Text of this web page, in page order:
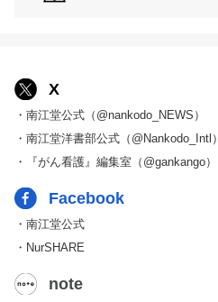
X
・南江堂公式（@nankodo_NEWS）
・南江堂洋書部公式（@Nankodo_Intl）
・『がん看護』編集室（@gankango）
Facebook
・南江堂公式
・NurSHARE
note